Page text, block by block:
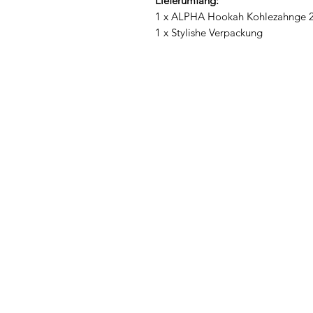
1 x ALPHA Hookah Kohlezahnge
1 x Stylishe Verpackung